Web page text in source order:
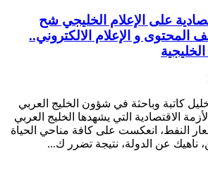
على الإعلام الخليجي شح
المحتوى و الإعلام الالكتروني..
كاتبة وباحثة في شؤون الخليج العربي
الاقتصادية التي يشهدها الخليج العربي
النفط، انعكست على كافة مناحي الحياة
ناهيك عن الدولة، نتيجة تضرر ك...